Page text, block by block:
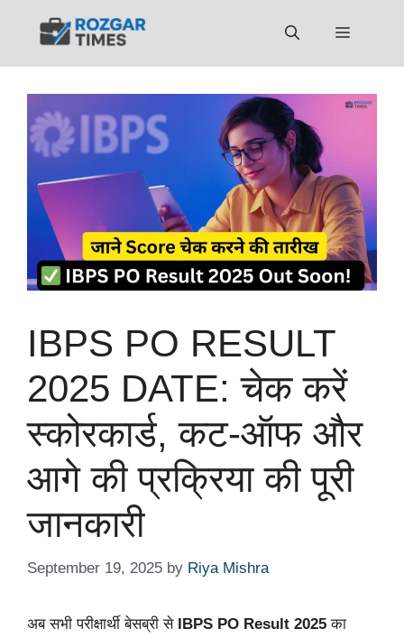
Menu
IBPS PO RESULT
2025 DATE: चेक करें
स्कोरकार्ड, कट-ऑफ और
आगे की प्रक्रिया की पूरी
जानकारी
September 19, 2025 by Riya Mishra
अब सभी परीक्षार्थी बेसब्री से IBPS PO Result 2025 का